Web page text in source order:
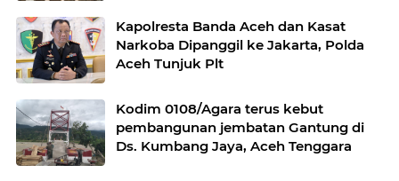
Kapolresta Banda Aceh dan Kasat
Narkoba Dipanggil ke Jakarta, Polda
Aceh Tunjuk Plt
Kodim 0108/Agara terus kebut
pembangunan jembatan Gantung di
Ds. Kumbang Jaya, Aceh Tenggara